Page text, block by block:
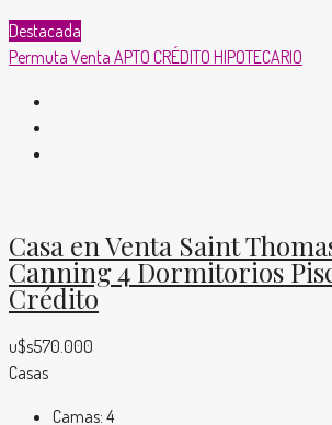
Destacada
Permuta Venta APTO CRÉDITO HIPOTECARIO
Casa en Venta Saint
Canning 4 Dormitorios
Crédito
u$s570.000
Casas
Camas: 4